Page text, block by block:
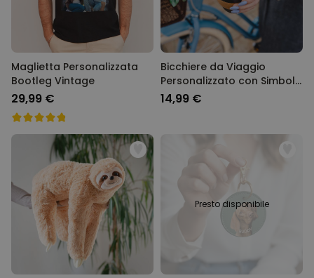
Maglietta Personalizzata
Bootleg Vintage
29,99 €
Bicchiere da Viaggio
Personalizzato con Simbolo
e Testo
14,99 €
Presto disponibile